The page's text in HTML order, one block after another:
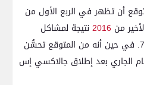
أن تظهر في الربع الأول من
2016 نتيجة لمشاكل
سامسونج مع جالاكسي نوت 7. في حين أنه من المتوقع تحسُّن
الجاري بعد إطلاق جالاكسي إس